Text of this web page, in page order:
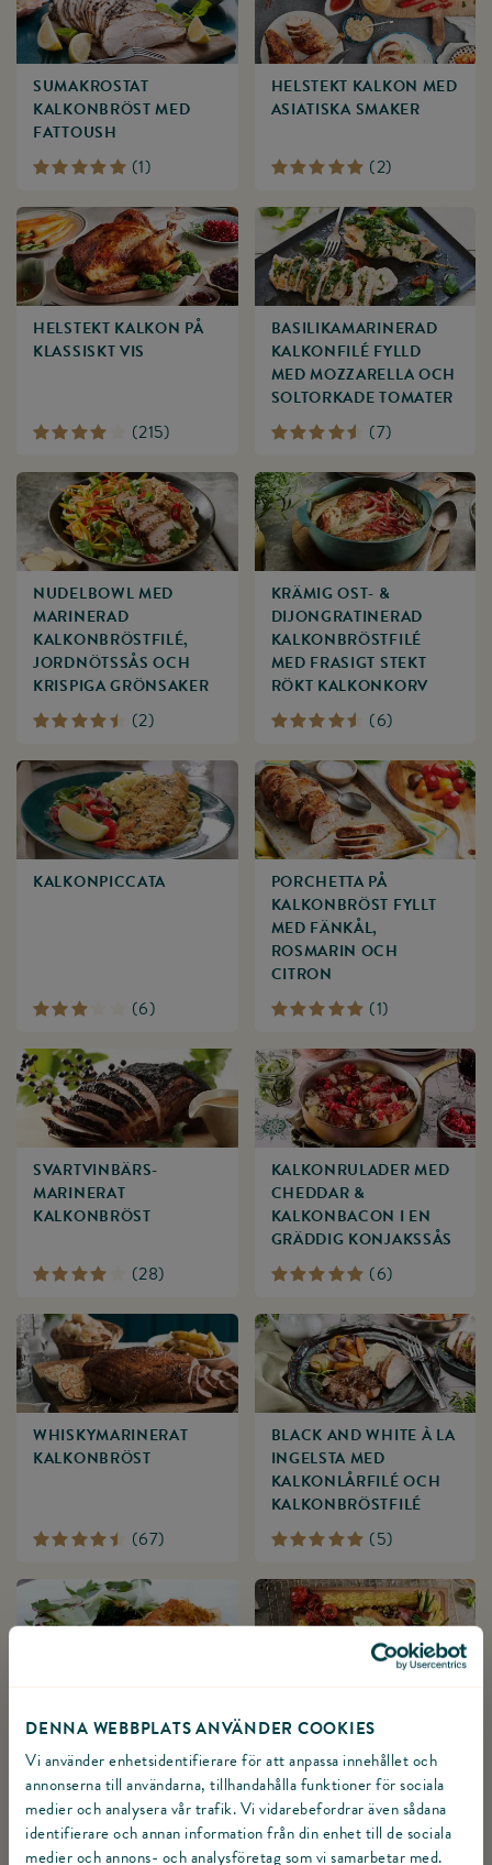
DENNA WEBBPLATS ANVÄNDER COOKIES
Vi använder enhetsidentifierare för att anpassa innehållet och
annonserna till användarna, tillhandahålla funktioner för sociala
medier och analysera vår trafik. Vi vidarebefordrar även sådana
identifierare och annan information från din enhet till de sociala
medier och annons- och analysföretag som vi samarbetar med.
SUMAKROSTAT
KALKONBRÖST MED
FATTOUSH
(1)
HELSTEKT KALKON MED
ASIATISKA SMAKER
(2)
HELSTEKT KALKON PÅ
KLASSISKT VIS
(215)
BASILIKA­MARINERAD
KALKONFILÉ FYLLD
MED MOZZARELLA OCH
SOLTORKADE TOMATER
(7)
NUDELBOWL MED
MARINERAD
KALKONBRÖSTFILÉ,
JORDNÖTSSÅS OCH
KRISPIGA GRÖNSAKER
(2)
KRÄMIG OST- &
DIJONGRATINERAD
KALKONBRÖSTFILÉ
MED FRASIGT STEKT
RÖKT KALKONKORV
(6)
KALKONPICCATA
(6)
PORCHETTA PÅ
KALKONBRÖST FYLLT
MED FÄNKÅL,
ROSMARIN OCH
CITRON
(1)
SVARTVINBÄRS­
MARINERAT
KALKONBRÖST
(28)
KALKONRULADER MED
CHEDDAR &
KALKONBACON I EN
GRÄDDIG KONJAKSSÅS
(6)
WHISKY­MARINERAT
KALKONBRÖST
(67)
BLACK AND WHITE À LA
INGELSTA MED
KALKONLÅRFILÉ OCH
KALKONBRÖSTFILÉ
(5)
KALKONBRÖSTFILÉ
BROCCOLI
MED PANERAD
VITLÖK- &
PERSILJESMÖR SAMT
DUCHESSEPOTATIS
MED PARMESAN